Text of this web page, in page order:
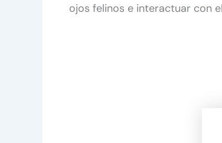
ojos felinos e interactuar con